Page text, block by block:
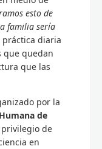
esto de
familia sería
práctica diaria
que quedan
que las
por la
de
de
en